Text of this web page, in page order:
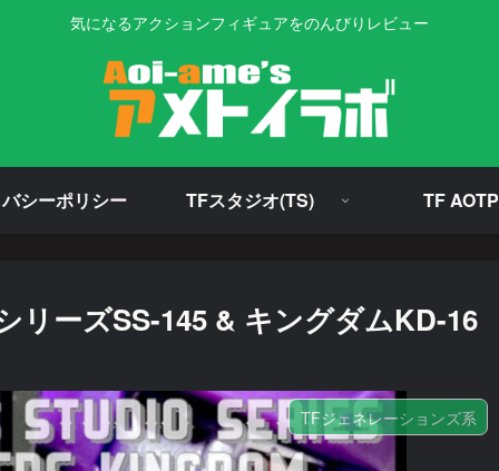
気になるアクションフィギュアをのんびりレビュー
シーポリシー TFスタジオ(TS) TF AOTP
リーズSS-145 & キングダムKD-16
TFジェネレーションズ系